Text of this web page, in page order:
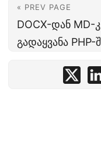
« PREV PAGE
DOCX-დან MD-
გადაყვანა PHP-